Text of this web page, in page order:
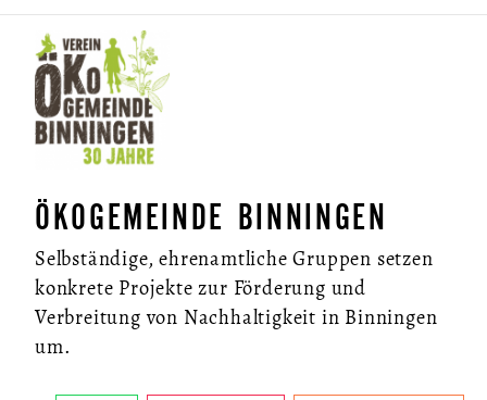
ÖKOGEMEINDE BINNINGEN
Selbständige, ehrenamtliche Gruppen setzen
konkrete Projekte zur Förderung und
Verbreitung von Nachhaltigkeit in Binningen
um.